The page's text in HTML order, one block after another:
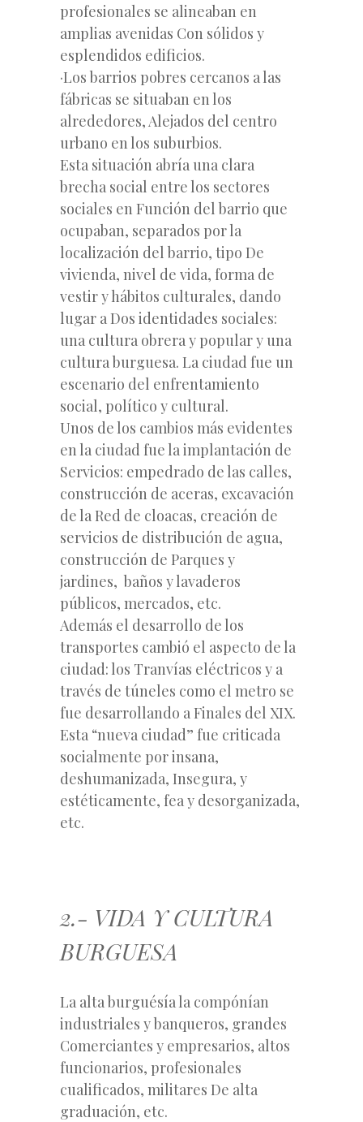
profesionales se alineaban en
amplias avenidas Con sólidos y
esplendidos edificios.
·Los barrios pobres cercanos a las
fábricas se situaban en los
alrededores, Alejados del centro
urbano en los suburbios.
Esta situación abría una clara
brecha social entre los sectores
sociales en Función del barrio que
ocupaban, separados por la
localización del barrio, tipo De
vivienda, nivel de vida, forma de
vestir y hábitos culturales, dando
lugar a Dos identidades sociales:
una cultura obrera y popular y una
cultura burguesa. La ciudad fue un
escenario del enfrentamiento
social, político y cultural.
Unos de los cambios más evidentes
en la ciudad fue la implantación de
Servicios: empedrado de las calles,
construcción de aceras, excavación
de la Red de cloacas, creación de
servicios de distribución de agua,
construcción de Parques y
jardines, baños y lavaderos
públicos, mercados, etc.
Además el desarrollo de los
transportes cambió el aspecto de la
ciudad: los Tranvías eléctricos y a
través de túneles como el metro se
fue desarrollando a Finales del XIX.
Esta “nueva ciudad” fue criticada
socialmente por insana,
deshumanizada, Insegura, y
estéticamente, fea y desorganizada,
etc.
2.- VIDA Y CULTURA
BURGUESA
La alta burguésía la compónían
industriales y banqueros, grandes
Comerciantes y empresarios, altos
funcionarios, profesionales
cualificados, militares De alta
graduación, etc.